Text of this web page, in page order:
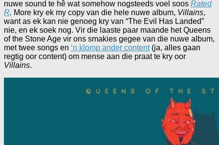
nuwe sound te hê wat somehow nogsteeds voel soos Rated
R. More kry ek my copy van die hele nuwe album, Villains,
want as ek kan nie genoeg kry van “The Evil Has Landed”
nie, en ek soek nog. Vir die laaste paar maande het Queens
of the Stone Age vir ons smakies gegee van die nuwe album,
met twee songs en ‘n klomp ander content(ja, alles gaan
regtig oor content) om mense aan die praat te kry oor
Villains.